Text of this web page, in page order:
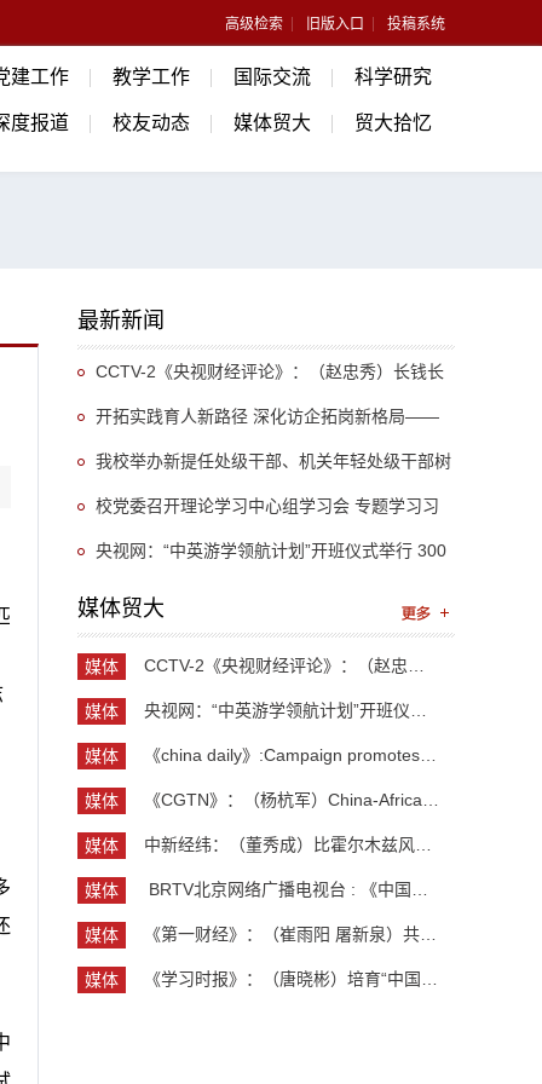
高级检索 旧版入口 投稿系统
建工作 教学工作 国际交流 科学研究
度报道 校友动态 媒体贸大 贸大拾忆
最新新闻
CCTV-2《央视财经评论》：（赵忠秀）长钱长
投 外资为何持续“加仓”中国
开拓实践育人新路径 深化访企拓岗新格局——
法学院持续拓宽校企协同育人渠道，不断加强各方
资源联动
我校举办新提任处级干部、机关年轻处级干部树
立和践行正确政绩观专题培训班
校党委召开理论学习中心组学习会 专题学习习
近平总书记关于推动哲学社会科学高质量发展的重
要指示精神
央视网：“中英游学领航计划”开班仪式举行 300
余名英国学生开启“游学中国”旅程
媒体贸大
媒体
媒体
媒体
媒体
媒体
媒体
媒体
媒体